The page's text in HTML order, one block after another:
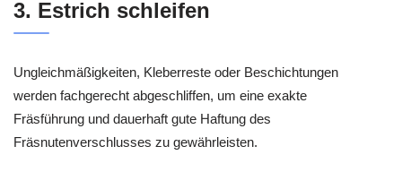
3. Estrich schleifen
Ungleichmäßigkeiten, Kleberreste oder Beschichtungen
werden fachgerecht abgeschliffen, um eine exakte
Fräsführung und dauerhaft gute Haftung des
Fräsnutenverschlusses zu gewährleisten.